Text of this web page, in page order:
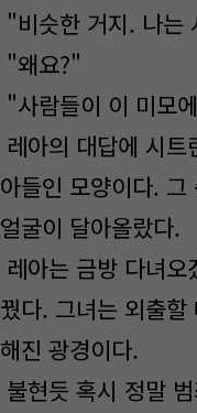
"비슷한 거지. 나는
"왜요?"
"사람들이 이 미모
레아의 대답에 시
아들인 모양이다.
얼굴이 달아올랐다.
레아는 금방 다녀
꿨다. 그녀는 외출
해진 광경이다.
불현듯 혹시 정말